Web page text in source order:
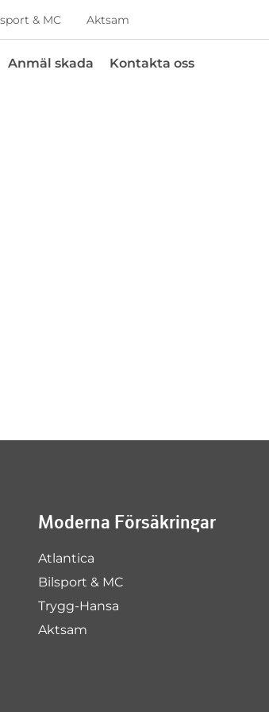
& MC Aktsam
Anmäl skada Kontakta oss
Moderna Försäkringar
Atlantica
Bilsport & MC
Trygg-Hansa
Aktsam